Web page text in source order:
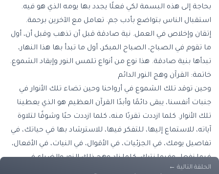
بحاجة إلى هذه البسمة لكي فعلًا يجدد بها يومه الذي هو فيه.
استقبال الناس بتواضع بأدب جم. تعامل مع الآخرين برحمة.
إتقان وإخلاص في العمل. نية صادقة قبل أن تذهب وقبل أن، أول
ما تقوم في الصباح، الصباح المبكر، أول ما تبدأ بها هذا النهار،
تبدأها بنية صادقة. هذا نوع من أنواع تلمس النور وإيقاد الشموع.
خاتمة: القرآن وهج النور الدائم
وحين توقد تلك الشموع في أرواحنا وحين تضاء تلك الأنوار في
جنبات أنفسنا، يبقى دائمًا وأبدًا القرآن العظيم هو الذي يعطينا
تلك الأنوار. كلما ازددت تقربًا منه، كلما ازددت حبًا وشوقًا لتلاوة
آياته، للاستماع إليها، للتفكر فيها، للاسترشاد بها في حياتك، في
تفاصيل يومك، في الجزئيات، في الأقوال، في النيات، في الأفعال،
فيما نفعل وفيما نترك، كلما زاد وهج ذلك النور والضياء في
قلوبنا وأرواحنا.
الحلقة التالية ←